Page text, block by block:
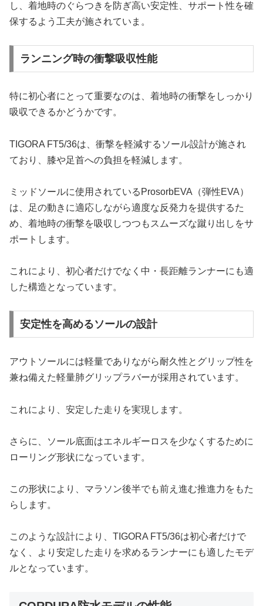
し、着地時のぐらつきを防ぎ高い安定性、サポート性を確
保するよう工夫が施されていま。
ランニング時の衝撃吸収性能
特に初心者にとって重要なのは、着地時の衝撃をしっかり
吸収できるかどうかです。
TIGORA FT5/36は、衝撃を軽減するソール設計が施され
ており、膝や足首への負担を軽減します。
ミッドソールに使用されているProsorbEVA（弾性EVA）
は、足の動きに適応しながら適度な反発力を提供するた
め、着地時の衝撃を吸収しつつもスムーズな蹴り出しをサ
ポートします。
これにより、初心者だけでなく中・長距離ランナーにも適
した構造となっています。
安定性を高めるソールの設計
アウトソールには軽量でありながら耐久性とグリップ性を
兼ね備えた軽量肺グリップラバーが採用されています。
これにより、安定した走りを実現します。
さらに、ソール底面はエネルギーロスを少なくするために
ローリング形状になっています。
この形状により、マラソン後半でも前え進む推進力をもた
らします。
このような設計により、TIGORA FT5/36は初心者だけで
なく、より安定した走りを求めるランナーにも適したモデ
ルとなっています。